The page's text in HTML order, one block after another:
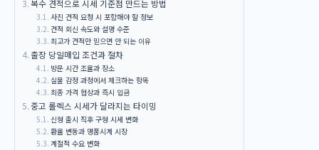
복수 견적으로 시세 기준점 만드는 방법
사진 견적 요청 시 포함해야 할 정보
견적 회신 속도와 설명 수준
최고가 견적만 믿으면 안 되는 이유
출장 당일매입 조건과 절차
방문 시간 조율과 장소
실물 감정 과정에서 체크하는 항목
최종 가격 협상과 즉시 입금
중고 롤렉스 시세가 달라지는 타이밍
신형 출시 직후 구형 시세 변화
환율 변동과 명품시계 시장
계절적 수요 변화